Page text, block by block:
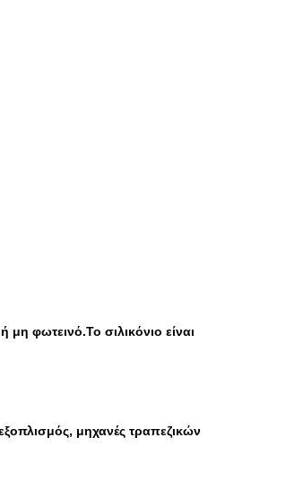
φωτεινό.Το σιλικόνιο είναι
μηχανές τραπεζικών